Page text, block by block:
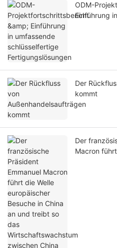
ODM-
Einführung
Der
kommt
Der
Macron